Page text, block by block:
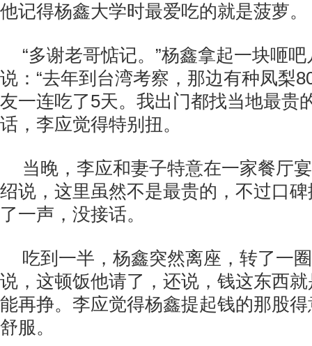
他记得杨鑫大学时最爱吃的就是菠萝。
“多谢老哥惦记。”杨鑫拿起一块咂
说：“去年到台湾考察，那边有种凤梨
友一连吃了5天。我出门都找当地最
话，李应觉得特别扭。
当晚，李应和妻子特意在一家餐厅
绍说，这里虽然不是最贵的，不过口
了一声，没接话。
吃到一半，杨鑫突然离座，转了一
说，这顿饭他请了，还说，钱这东西
能再挣。李应觉得杨鑫提起钱的那股
舒服。